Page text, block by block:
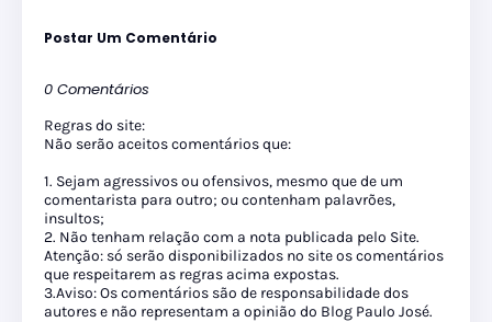
Postar Um Comentário
0 Comentários
Regras do site:
Não serão aceitos comentários que:
1. Sejam agressivos ou ofensivos, mesmo que de um
comentarista para outro; ou contenham palavrões,
insultos;
2. Não tenham relação com a nota publicada pelo Site.
Atenção: só serão disponibilizados no site os comentários
que respeitarem as regras acima expostas.
3.Aviso: Os comentários são de responsabilidade dos
autores e não representam a opinião do Blog Paulo José.